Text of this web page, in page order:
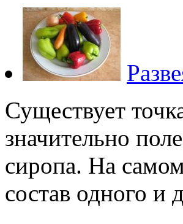
Существует
значительно
сиропа. На
состав одного и